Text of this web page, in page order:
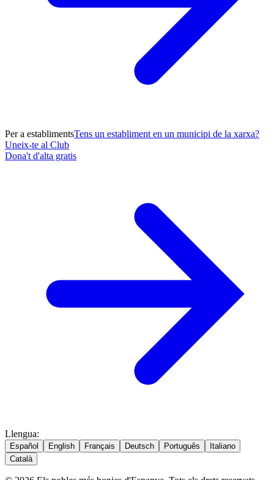
Per a establimentsTens un establiment en un municipi de la xarxa?
Uneix-te al Club
Dona't d'alta gratis
Llengua:
Español English Français Deutsch Português
Italiano
Català